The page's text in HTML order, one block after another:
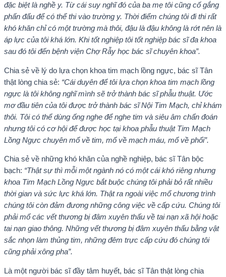
đặc biệt là nghề y. Từ cái suy nghĩ đó của ba mẹ tôi cũng cố gắng
phấn đấu để có thể thi vào trường y. Thời điểm chúng tôi đi thi rất
khó khăn chỉ có một trường mà thôi, đậu là đậu không là rớt nên là
áp lực của tôi khá lớn. Khi tốt nghiệp tôi tốt nghiệp bác sĩ đa khoa
sau đó tôi đến bệnh viện Chợ Rẫy học bác sĩ chuyên khoa”.
Chia sẻ về lý do lựa chọn khoa tim mạch lồng ngực, bác sĩ Tân
thật lòng chia sẻ: “Cái duyên để tôi lựa chọn khoa tim mạch lồng
ngực là tôi không nghĩ mình sẽ trở thành bác sĩ phẫu thuật. Ước
mơ đầu tiên của tôi được trở thành bác sĩ Nội Tim Mạch, chỉ khám
thôi. Tôi có thể dùng ống nghe để nghe tim và siêu âm chẩn đoán
nhưng tôi có cơ hội để được học tại khoa phẫu thuật Tim Mạch
Lồng Ngực chuyên mổ về tim, mổ về mạch máu, mổ về phổi”.
Chia sẻ về những khó khăn của nghề nghiệp, bác sĩ Tân bộc
bạch: “Thật sự thì mỗi một ngành nó có một cái khó riêng nhưng
khoa Tim Mạch Lồng Ngực bắt buộc chúng tôi phải bỏ rất nhiều
thời gian và sức lực khá lớn. Thật ra ngoài việc mổ chương trình
chúng tôi còn đảm đương những công việc về cấp cứu. Chúng tôi
phải mổ các vết thương bị đâm xuyên thấu về tai nạn xã hội hoặc
tai nạn giao thông. Những vết thương bị đâm xuyên thấu bằng vật
sắc nhọn làm thủng tim, những đêm trực cấp cứu đó chúng tôi
cũng phải xông pha”.
Là một người bác sĩ đầy tâm huyết, bác sĩ Tân thật lòng chia